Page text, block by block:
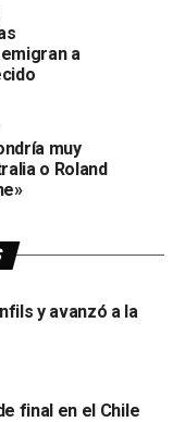
a
muy
o Roland
y avanzó a la
final en el Chile